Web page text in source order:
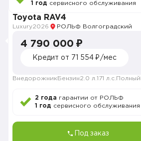
1 год сервисного обслуживания
Toyota RAV4
Luxury2026 РОЛЬФ Волгоградский
4 790 000 ₽
Кредит от 71 554 ₽/мес
Внедорожник Бензин2.0 л. 171 л.с. Полный
2 года гарантии от РОЛЬФ
1 год сервисного обслуживания
Под заказ